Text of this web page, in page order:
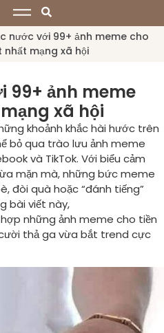
nước với 99+ ảnh meme cho
nhất mạng xã hội
99+ ảnh meme
xã hội
khoảnh khắc hài hước trên
bỏ qua trào lưu ảnh meme
và TikTok. Với biểu cảm
mặn mà, những bức meme
đòi quà hoặc “đánh tiếng”
bài viết này,
những ảnh meme cho tiền
thả ga vừa bắt trend cực